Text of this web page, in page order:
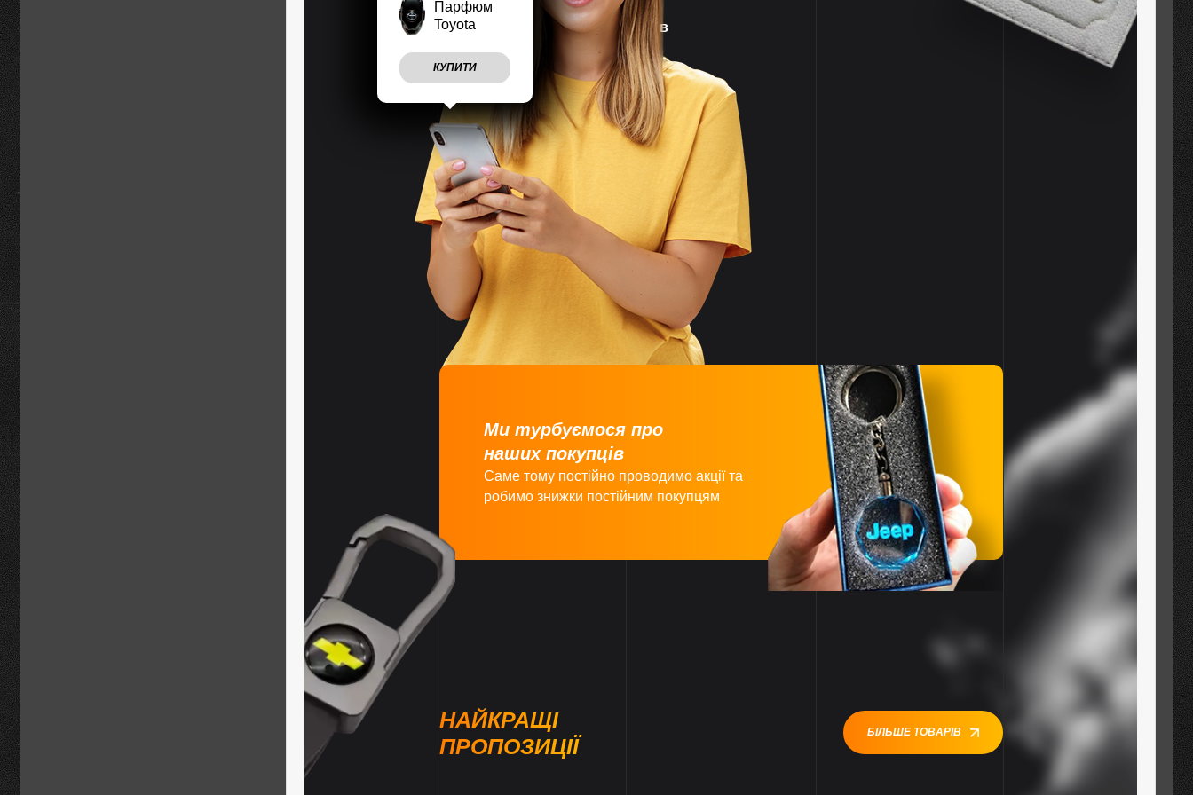
Парфюм
Toyota
КУПИТИ
Наш магазин працює7 днів
Враховуємопобажання
клієнтів
Швидковідправляємо
замовлення
Великий асортимент
товарів
Ми турбуємося про
наших покупців
Саме тому постійно проводимо акції та
робимо знижки постійним покупцям
НАЙКРАЩІ
ПРОПОЗИЦІЇ
БІЛЬШЕ ТОВАРІВ